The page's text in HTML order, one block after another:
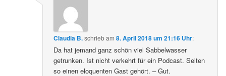
Claudia B.schriebam8. April 2018 um 21:16 Uhr:
Da hat jemand ganz schön viel Sabbelwasser
getrunken. Ist nicht verkehrt für ein Podcast. Selten
so einen eloquenten Gast gehört. – Gut.